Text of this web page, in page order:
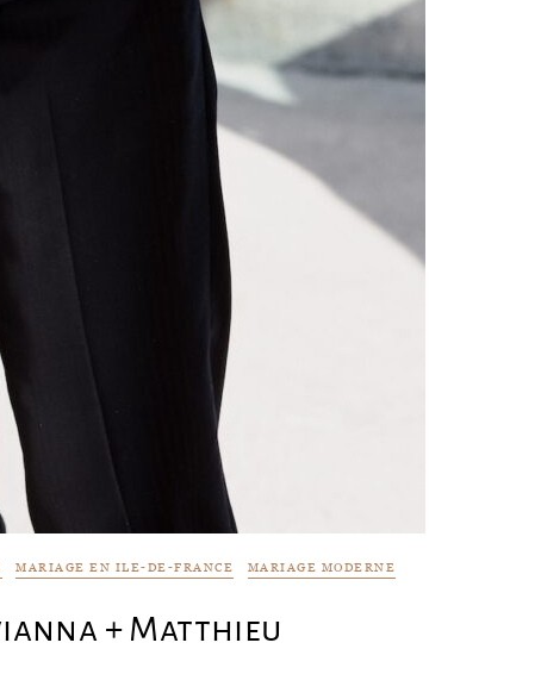
MARIAGE EN ILE-DE-FRANCE
MARIAGE MODERNE
+ Matthieu